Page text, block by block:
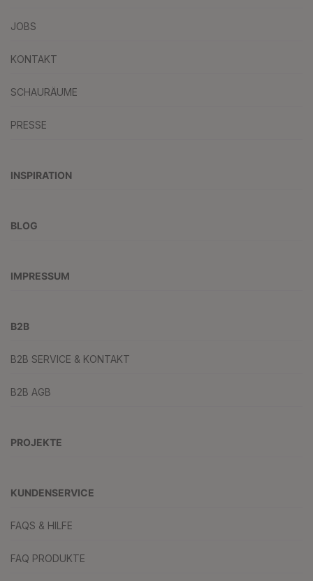
JOBS
KONTAKT
SCHAURÄUME
PRESSE
INSPIRATION
BLOG
IMPRESSUM
B2B
B2B SERVICE & KONTAKT
B2B AGB
PROJEKTE
KUNDENSERVICE
FAQS & HILFE
FAQ PRODUKTE